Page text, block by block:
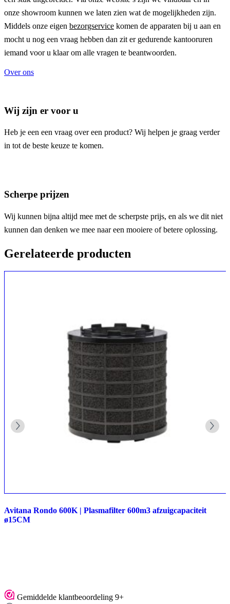
onze showroom kunnen we laten zien wat de mogelijkheden zijn.
Middels onze eigen bezorgservice komen de apparaten bij u aan en
mocht u nog een vraag hebben dan zit er gedurende kantooruren
iemand voor u klaar om alle vragen te beantwoorden.
Over ons
Wij zijn er voor u
Heb je een een vraag over een product? Wij helpen je graag verder
in tot de beste keuze te komen.
Scherpe prijzen
Wij kunnen bijna altijd mee met de scherpste prijs, en als we dit niet
kunnen dan denken we mee naar een mooiere of betere oplossing.
Gerelateerde producten
Avitana Rondo 600K | Plasmafilter 600m3 afzuigcapaciteit
ø15CM
Gemiddelde klantbeoordeling 9+